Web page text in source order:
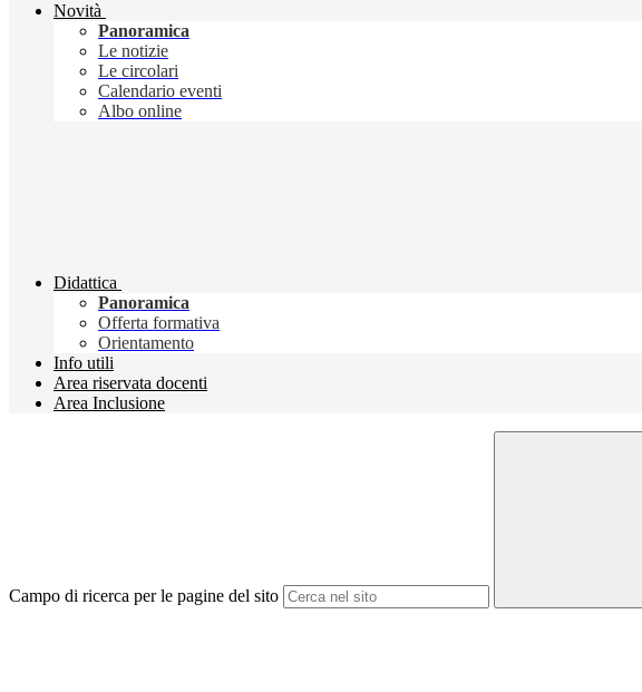
Novità
Panoramica
Le notizie
Le circolari
Calendario eventi
Albo online
Didattica
Panoramica
Offerta formativa
Orientamento
Info utili
Area riservata docenti
Area Inclusione
Campo di ricerca per le pagine del sito